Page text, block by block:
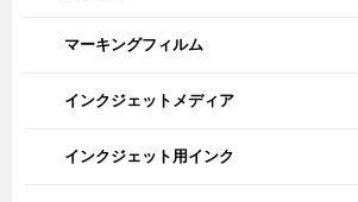
マーキングフィルム
インクジェットメディア
インクジェット用インク